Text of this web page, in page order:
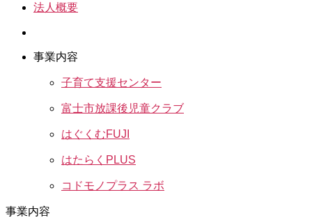
法人概要
事業内容
子育て支援センター
富士市放課後児童クラブ
はぐくむFUJI
はたらくPLUS
コドモノプラス ラボ
事業内容